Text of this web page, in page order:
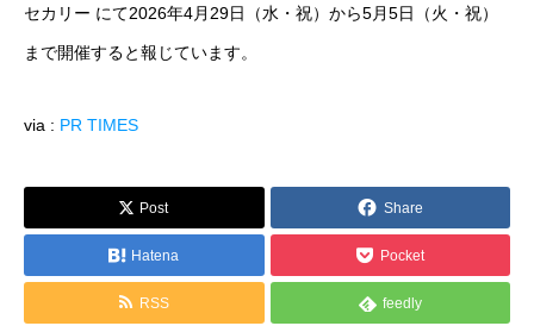
Halal Gourmet Japan
日本素食餐廳攻略
HappyCow
セカリー にて2026年4月29日（水・祝）から5月5日（火・祝）
まで開催すると報じています。
via : PR TIMES
Post Share
Hatena Pocket
RSS feedly